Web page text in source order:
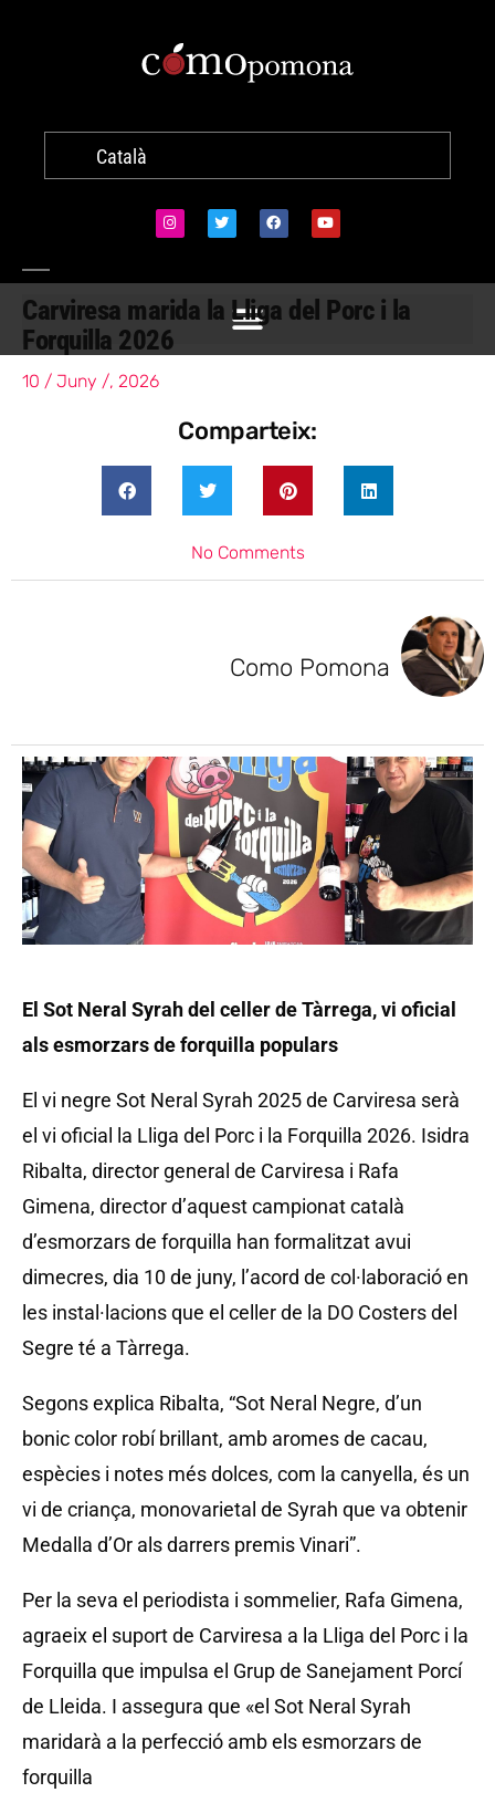
Català
Carviresa marida la Lliga del Porc i la
Forquilla 2026
10 / Juny /, 2026
Comparteix:
No Comments
Como Pomona
El Sot Neral Syrah del celler de Tàrrega, vi oficial
als esmorzars de forquilla populars
El vi negre Sot Neral Syrah 2025 de Carviresa serà
el vi oficial la Lliga del Porc i la Forquilla 2026. Isidra
Ribalta, director general de Carviresa i Rafa
Gimena, director d’aquest campionat català
d’esmorzars de forquilla han formalitzat avui
dimecres, dia 10 de juny, l’acord de col·laboració en
les instal·lacions que el celler de la DO Costers del
Segre té a Tàrrega.
Segons explica Ribalta, “Sot Neral Negre, d’un
bonic color robí brillant, amb aromes de cacau,
espècies i notes més dolces, com la canyella, és un
vi de criança, monovarietal de Syrah que va obtenir
Medalla d’Or als darrers premis Vinari”.
Per la seva el periodista i sommelier, Rafa Gimena,
agraeix el suport de Carviresa a la Lliga del Porc i la
Forquilla que impulsa el Grup de Sanejament Porcí
de Lleida. I assegura que «el Sot Neral Syrah
maridarà a la perfecció amb els esmorzars de
forquilla